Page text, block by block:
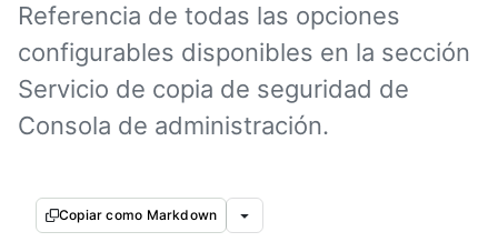
Referencia de todas las opciones
configurables disponibles en la sección
Servicio de copia de seguridad de
Consola de administración.
Copiar como Markdown